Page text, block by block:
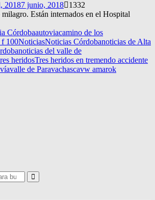
20187 junio, 2018
1332
milagro. Están internados en el Hospital
Córdobaautoviacamino de los
100NoticiasNoticias Córdobanoticias de Alta
noticias del valle de
heridosTres heridos en tremendo accidente
valle de Paravachascavw amarok
Search